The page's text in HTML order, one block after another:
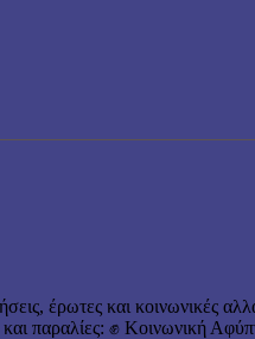
έρωτες και κοινωνικές
παραλίες: ✊ Κοινωνική